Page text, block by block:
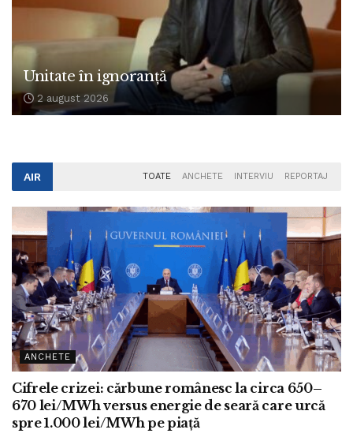
Unitate în ignoranță
2 august 2026
AIR TOATE ANCHETE INTERVIU REPORTAJ
ANCHETE
Cifrele crizei: cărbune românesc la circa 650–
670 lei/MWh versus energie de seară care urcă
spre 1.000 lei/MWh pe piață